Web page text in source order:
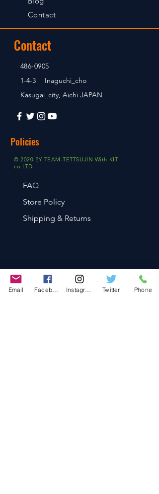
Contact
Contact
486-0905
1-4-3 Inaguchi_cho
Kasugai_city, Aichi JAPAN
Policies
© 2020 BY TEAM-TETTSUJIN With KIT
co.LTD
FAQ
Store Policy
Shipping & Returns
Email Twitter Phone